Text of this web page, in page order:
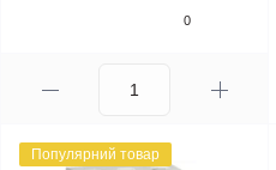
0
Популярний товар